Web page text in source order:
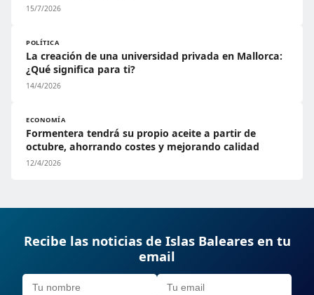
15/7/2026
POLÍTICA
La creación de una universidad privada en Mallorca:
¿Qué significa para ti?
14/4/2026
ECONOMÍA
Formentera tendrá su propio aceite a partir de
octubre, ahorrando costes y mejorando calidad
12/4/2026
Recibe las noticias de Islas Baleares en tu
email